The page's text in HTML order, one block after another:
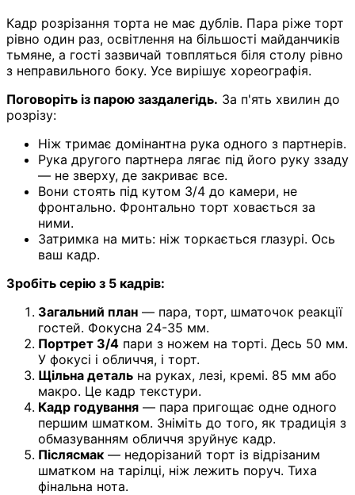
Кадр розрізання торта не має дублів. Пара ріже торт
рівно один раз, освітлення на більшості майданчиків
тьмяне, а гості зазвичай товпляться біля столу рівно
з неправильного боку. Усе вирішує хореографія.
Поговоріть із парою заздалегідь. За п'ять хвилин до
розрізу:
Ніж тримає домінантна рука одного з партнерів.
Рука другого партнера лягає під його руку ззаду
— не зверху, де закриває все.
Вони стоять під кутом 3/4 до камери, не
фронтально. Фронтально торт ховається за
ними.
Затримка на мить: ніж торкається глазурі. Ось
ваш кадр.
Зробіть серію з 5 кадрів:
Загальний план — пара, торт, шматочок реакції
гостей. Фокусна 24-35 мм.
Портрет 3/4 пари з ножем на торті. Десь 50 мм.
У фокусі і обличчя, і торт.
Щільна деталь на руках, лезі, кремі. 85 мм або
макро. Це кадр текстури.
Кадр годування — пара пригощає одне одного
першим шматком. Зніміть до того, як традиція з
обмазуванням обличчя зруйнує кадр.
Післясмак — недорізаний торт із відрізаним
шматком на тарілці, ніж лежить поруч. Тиха
фінальна нота.